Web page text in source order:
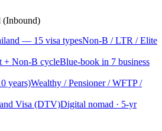
(Inbound)
— 15 visa typesNon-B / LTR / Elite
+ Non-B cycleBlue-book in 7 business
years)Wealthy / Pensioner / WFTP /
Visa (DTV)Digital nomad · 5-yr